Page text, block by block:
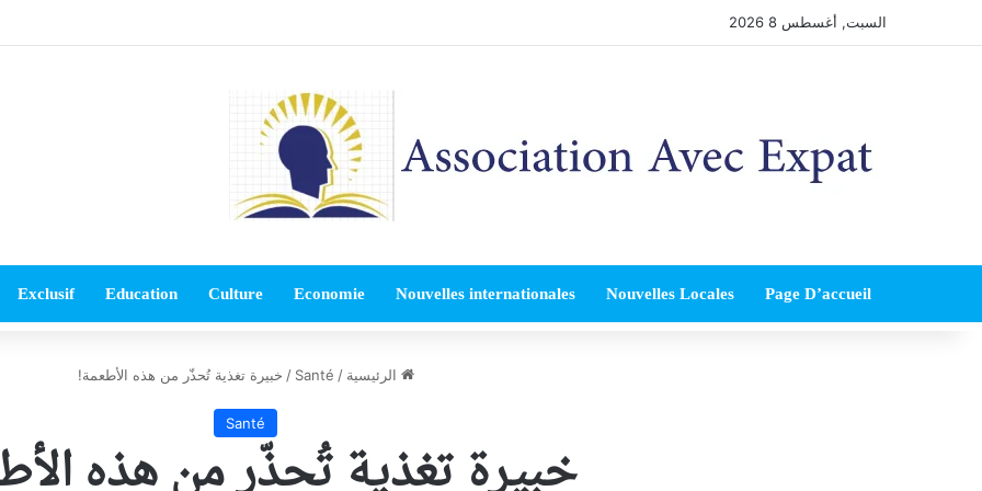
السبت, أغسطس 8 2026
Page D’accueil
Nouvelles Locales
Nouvelles internationales
Economie
Culture
Education
Exclusif
الرئيسية /
Santé
/ خبيرة تغذية تُحذّر من هذه الأطعمة!
Santé